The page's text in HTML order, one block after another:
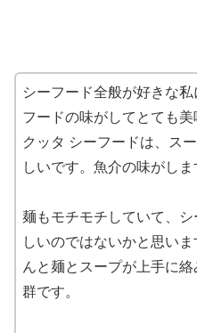
シーフード全般が好きな
フードの味がしてとても美
クッタ シーフードは、ス
しいです。魚介の味がしま
麺もモチモチしていて、
しいのではないかと思い
んと麺とスープが上手に
群です。